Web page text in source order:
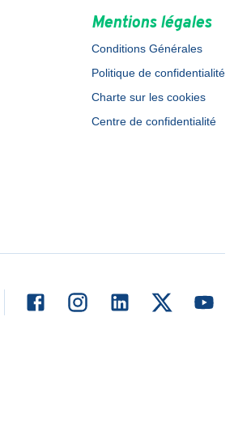
Mentions légales
Conditions Générales
Politique de confidentialité
Charte sur les cookies
Centre de confidentialité